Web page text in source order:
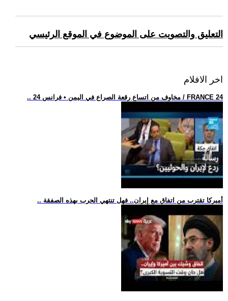
التعليق والتصويت على الموضوع في الموقع الرئيسي
اخر الافلام
.. مخاوف من اتساع رقعة الصراع في اليمن • فرانس 24 / FRANCE 24
.. أميركا تقترب من اتفاق مع إيران.. فهل تنتهي الحرب بهذه الصفقة